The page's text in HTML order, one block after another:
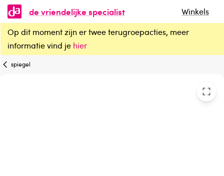
de vriendelijke specialist Winkels
Op dit moment zijn er twee terugroepacties, meer
informatie vind je hier
DA Spiegel met zuignap 10x vergrotend
spiegel